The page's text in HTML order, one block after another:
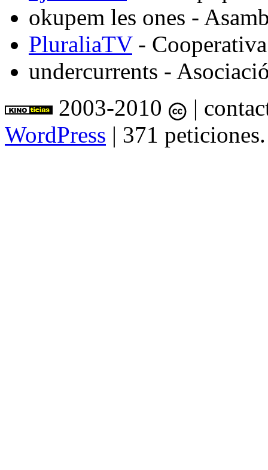
okupem les ones -
PluraliaTV-
undercurrents -
2003-2010
|
WordPress | 371